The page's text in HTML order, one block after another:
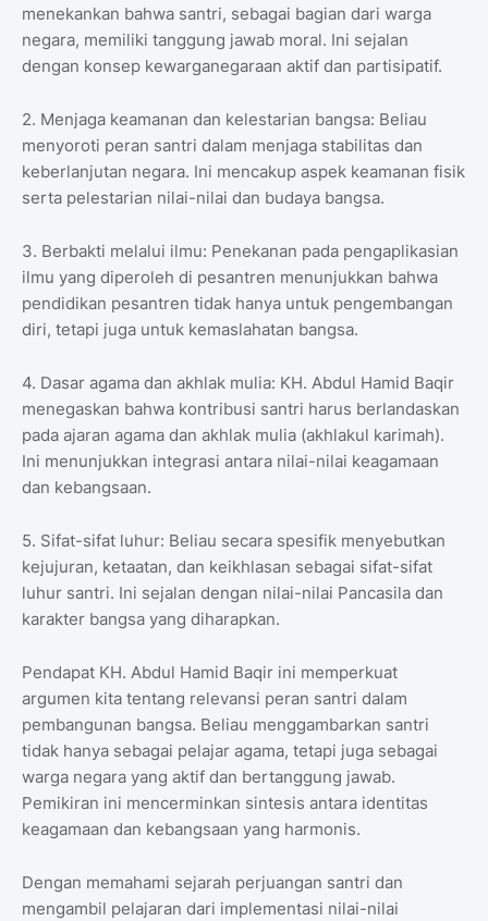
menekankan bahwa santri, sebagai bagian dari warga
negara, memiliki tanggung jawab moral. Ini sejalan
dengan konsep kewarganegaraan aktif dan partisipatif.
2. Menjaga keamanan dan kelestarian bangsa: Beliau
menyoroti peran santri dalam menjaga stabilitas dan
keberlanjutan negara. Ini mencakup aspek keamanan fisik
serta pelestarian nilai-nilai dan budaya bangsa.
3. Berbakti melalui ilmu: Penekanan pada pengaplikasian
ilmu yang diperoleh di pesantren menunjukkan bahwa
pendidikan pesantren tidak hanya untuk pengembangan
diri, tetapi juga untuk kemaslahatan bangsa.
4. Dasar agama dan akhlak mulia: KH. Abdul Hamid Baqir
menegaskan bahwa kontribusi santri harus berlandaskan
pada ajaran agama dan akhlak mulia (akhlakul karimah).
Ini menunjukkan integrasi antara nilai-nilai keagamaan
dan kebangsaan.
5. Sifat-sifat luhur: Beliau secara spesifik menyebutkan
kejujuran, ketaatan, dan keikhlasan sebagai sifat-sifat
luhur santri. Ini sejalan dengan nilai-nilai Pancasila dan
karakter bangsa yang diharapkan.
Pendapat KH. Abdul Hamid Baqir ini memperkuat
argumen kita tentang relevansi peran santri dalam
pembangunan bangsa. Beliau menggambarkan santri
tidak hanya sebagai pelajar agama, tetapi juga sebagai
warga negara yang aktif dan bertanggung jawab.
Pemikiran ini mencerminkan sintesis antara identitas
keagamaan dan kebangsaan yang harmonis.
Dengan memahami sejarah perjuangan santri dan
mengambil pelajaran dari implementasi nilai-nilai